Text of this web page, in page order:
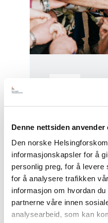
Denne nettsiden anvender
Den norske
informasjonskapsler for å
personlig preg, for å levere
for å analysere trafikken
informasjon om hvordan
partnerne våre innen
analysearbeid, som kan
Styrker